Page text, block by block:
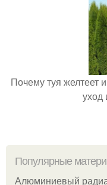
Почему туя желтеет
уход
Популярные
Алюминиевый